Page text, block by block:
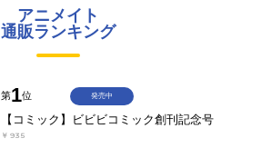
アニメイト
通販ランキング
第1位
【コミック】ビビビコミック創刊記念号
￥935
発売中